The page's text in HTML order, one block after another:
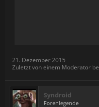
21. Dezember 2015
Zuletzt von einem Moderator
Syndroid
Forenlegende